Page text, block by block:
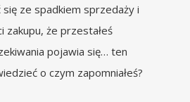
ze spadkiem sprzedaży i
zakupu, że przestałeś
pojawia się… ten
o czym zapomniałeś?